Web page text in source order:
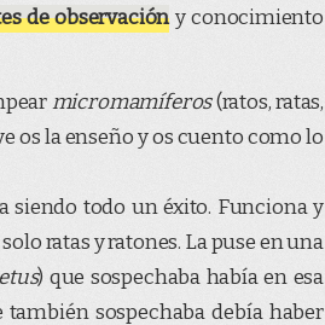
de observacióny conocimiento
micromamíferos(ratos, ratas,
os la enseño y os cuento como lo
siendo todo un éxito. Funciona y
ratas y ratones. La puse en una
) que sospechaba había en esa
sospechaba debía haber